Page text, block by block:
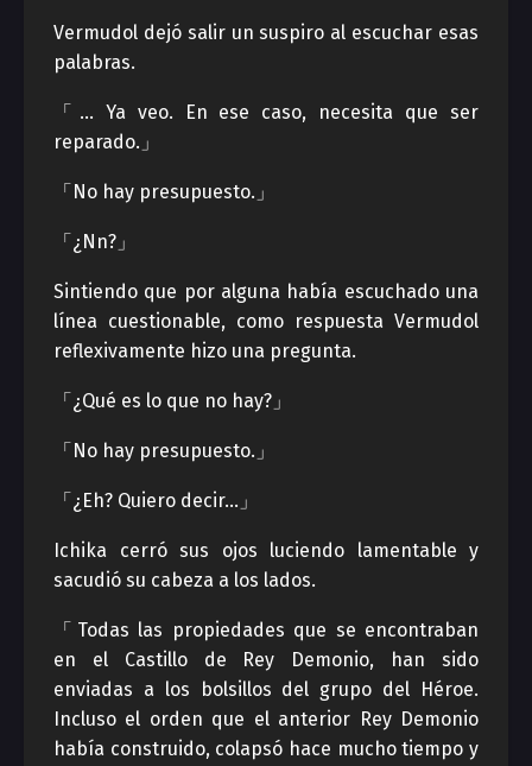
Vermudol dejó salir un suspiro al escuchar esas
palabras.
「… Ya veo. En ese caso, necesita que ser
reparado.」
「No hay presupuesto.」
「¿Nn?」
Sintiendo que por alguna había escuchado una
línea cuestionable, como respuesta Vermudol
reflexivamente hizo una pregunta.
「¿Qué es lo que no hay?」
「No hay presupuesto.」
「¿Eh? Quiero decir…」
Ichika cerró sus ojos luciendo lamentable y
sacudió su cabeza a los lados.
「Todas las propiedades que se encontraban
en el Castillo de Rey Demonio, han sido
enviadas a los bolsillos del grupo del Héroe.
Incluso el orden que el anterior Rey Demonio
había construido, colapsó hace mucho tiempo y